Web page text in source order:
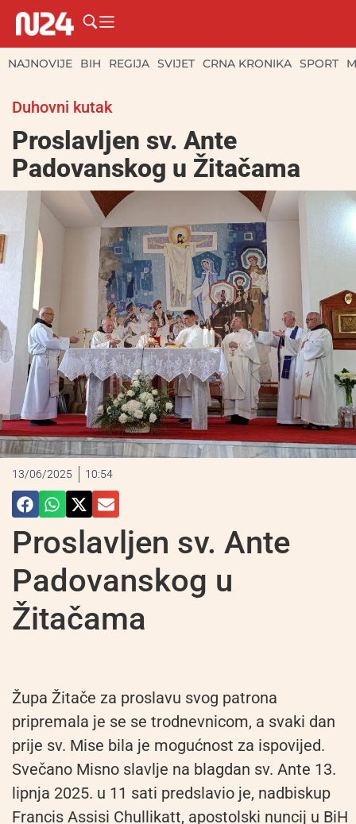
NAJNOVIJE BIH REGIJA SVIJET CRNA KRONIKA SPORT
Duhovni kutak
Proslavljen sv. Ante
Padovanskog u Žitačama
13/06/2025 10:54
Proslavljen sv. Ante
Padovanskog u
Žitačama
Župa Žitače za proslavu svog patrona
pripremala je se se trodnevnicom, a svaki dan
prije sv. Mise bila je mogućnost za ispovijed.
Svečano Misno slavlje na blagdan sv. Ante 13.
lipnja 2025. u 11 sati predslavio je, nadbiskup
Francis Assisi Chullikatt, apostolski nuncij u BiH